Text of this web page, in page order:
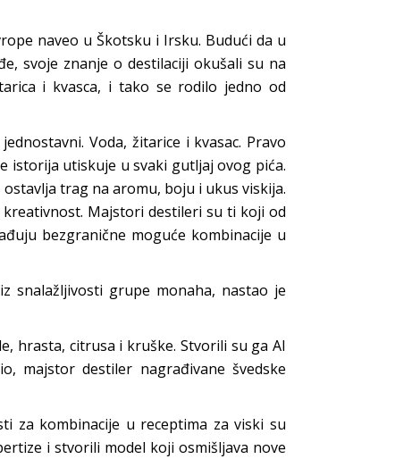
naveo u Škotsku i Irsku. Budući da u
svoje znanje o destilaciji okušali su na
i kvasca, i tako se rodilo jedno od
Voda, žitarice i kvasac. Pravo
istorija utiskuje u svaki gutljaj ovog pića.
trag na aromu, boju i ukus viskija.
Majstori destileri su ti koji od
bezgranične moguće kombinacije u
snalažljivosti grupe monaha, nastao je
hrasta, citrusa i kruške. Stvorili su ga AI
majstor destiler nagrađivane švedske
za kombinacije u receptima za viski su
i stvorili model koji osmišljava nove